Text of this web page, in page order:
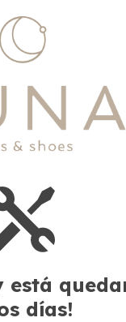
días!